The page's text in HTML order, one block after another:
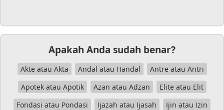
Apakah Anda sudah benar?
Akte atau Akta Andal atau Handal
Antre atau Antri
Apotek atau Apotik
Azan atau Adzan
Elite atau Elit
Fondasi atau Pondasi
Ijazah atau Ijasah
Ijin atau Izin